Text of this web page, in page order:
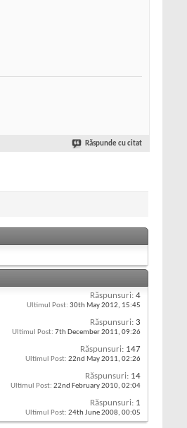
Răspunde cu citat
Răspunsuri: 4
Ultimul Post: 30th May 2012, 15:45
Răspunsuri: 3
Ultimul Post: 7th December 2011, 09:26
Răspunsuri: 147
Ultimul Post: 22nd May 2011, 02:26
Răspunsuri: 14
Ultimul Post: 22nd February 2010, 02:04
Răspunsuri: 1
Ultimul Post: 24th June 2008, 00:05